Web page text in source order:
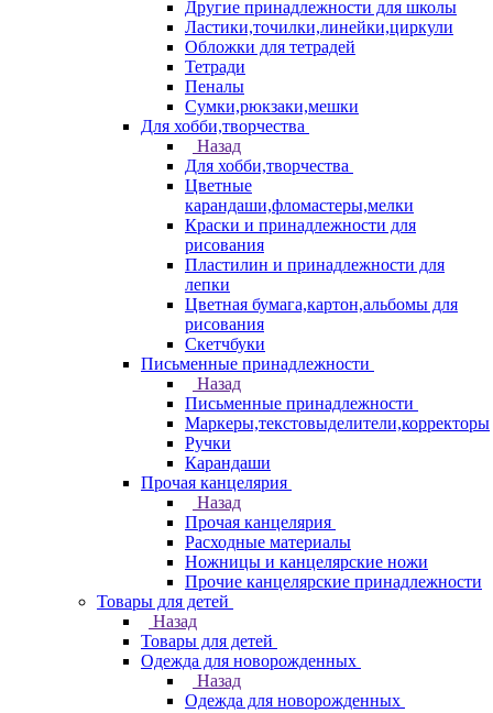
Другие принадлежности для школы
Ластики,точилки,линейки,циркули
Обложки для тетрадей
Тетради
Пеналы
Сумки,рюкзаки,мешки
Для хобби,творчества
Назад
Для хобби,творчества
Цветные
карандаши,фломастеры,мелки
Краски и принадлежности для
рисования
Пластилин и принадлежности для
лепки
Цветная бумага,картон,альбомы для
рисования
Скетчбуки
Письменные принадлежности
Назад
Письменные принадлежности
Маркеры,текстовыделители,корректоры
Ручки
Карандаши
Прочая канцелярия
Назад
Прочая канцелярия
Расходные материалы
Ножницы и канцелярские ножи
Прочие канцелярские принадлежности
Товары для детей
Назад
Товары для детей
Одежда для новорожденных
Назад
Одежда для новорожденных